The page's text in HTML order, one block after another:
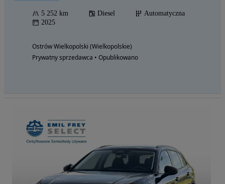
5 252 km Diesel
Automatyczna
2025
Ostrów Wielkopolski (Wielkopolskie)
Prywatny sprzedawca • Opublikowano